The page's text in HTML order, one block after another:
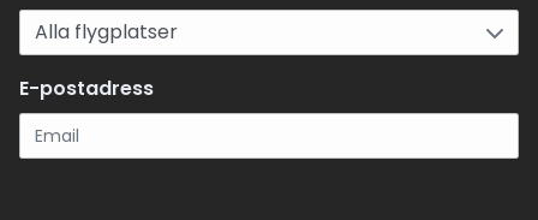
E-postadress